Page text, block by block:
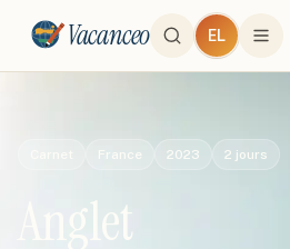
Vacanceo EL
France 2023 2 jours
Anglet